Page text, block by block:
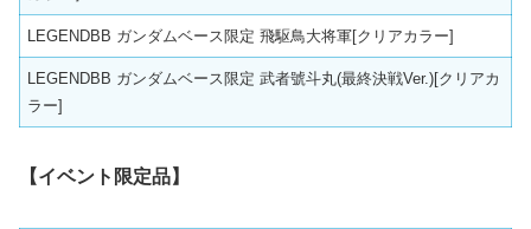
LEGENDBB ガンダムベース限定 飛駆鳥大将軍[クリアカラー]
LEGENDBB ガンダムベース限定 武者號斗丸(最終決戦Ver.)[クリアカ
ラー]
【イベント限定品】